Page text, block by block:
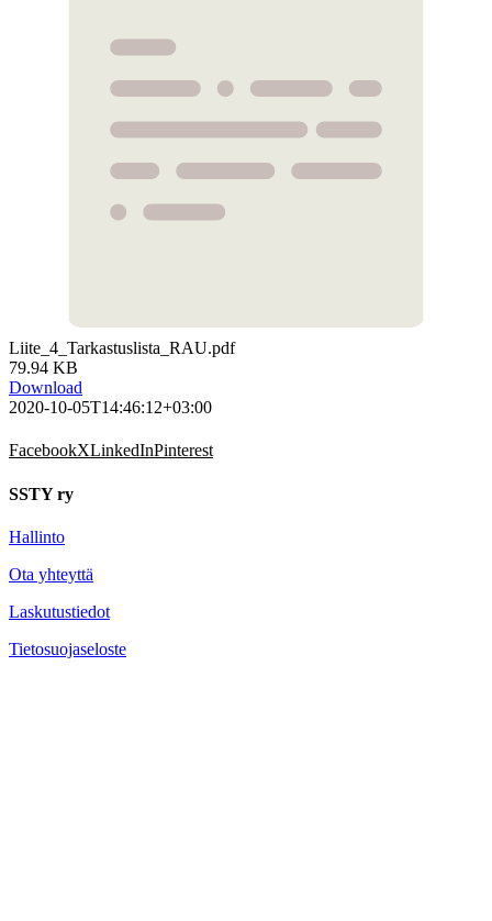
Liite_4_Tarkastuslista_RAU.pdf
79.94 KB
Download
2020-10-05T14:46:12+03:00
FacebookXLinkedInPinterest
SSTY ry
Hallinto
Ota yhteyttä
Laskutustiedot
Tietosuojaseloste